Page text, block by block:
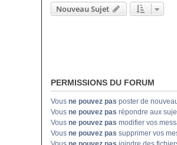
Nouveau Sujet
PERMISSIONS DU FORUM
Vous ne pouvez pas poster de
Vous ne pouvez pas répondre aux
Vous ne pouvez pas modifier vos
Vous ne pouvez pas supprimer vos